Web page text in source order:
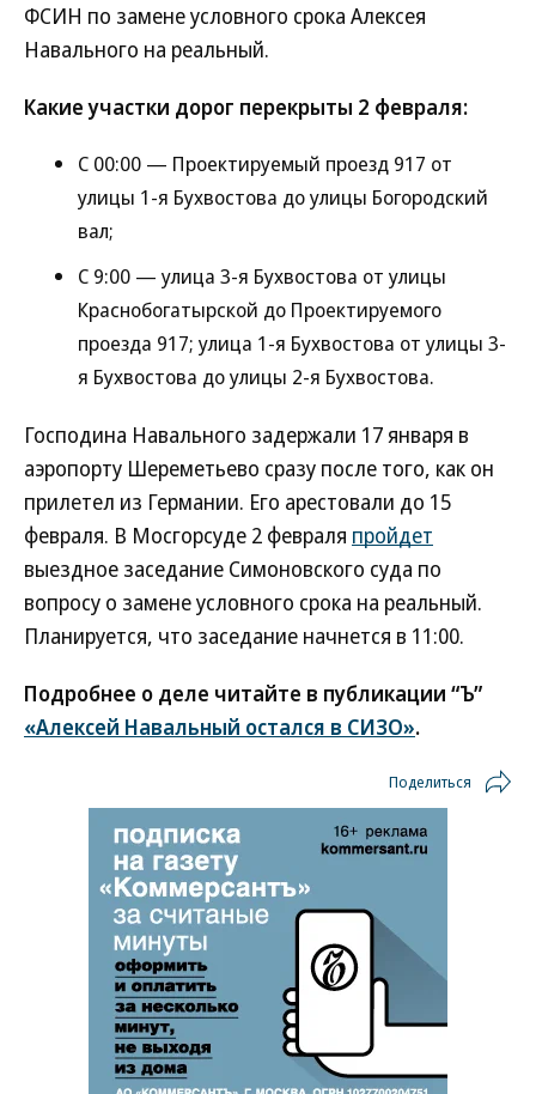
ФСИН по замене условного срока Алексея
Навального на реальный.
Какие участки дорог перекрыты 2 февраля:
С 00:00 — Проектируемый проезд 917 от
улицы 1-я Бухвостова до улицы Богородский
вал;
С 9:00 — улица 3-я Бухвостова от улицы
Краснобогатырской до Проектируемого
проезда 917; улица 1-я Бухвостова от улицы 3-
я Бухвостова до улицы 2-я Бухвостова.
Господина Навального задержали 17 января в
аэропорту Шереметьево сразу после того, как он
прилетел из Германии. Его арестовали до 15
февраля. В Мосгорсуде 2 февраля пройдет
выездное заседание Симоновского суда по
вопросу о замене условного срока на реальный.
Планируется, что заседание начнется в 11:00.
Подробнее о деле читайте в публикации “Ъ”
«Алексей Навальный остался в СИЗО».
Поделиться